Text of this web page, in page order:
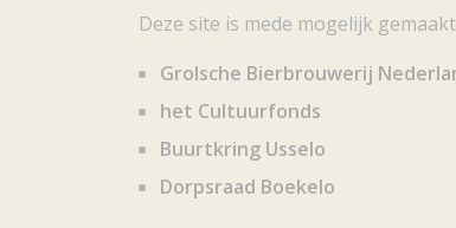
Deze site is mede mogelijk
Grolsche Bierbrouwerij
het Cultuurfonds
Buurtkring Usselo
Dorpsraad Boekelo